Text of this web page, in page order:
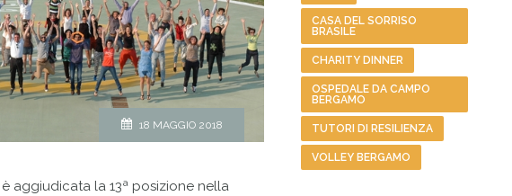
18 MAGGIO 2018
aggiudicata la 13ª posizione nella
CASA DEL SORRISO
BRASILE
CHARITY DINNER
OSPEDALE DA CAMPO
BERGAMO
TUTORI DI RESILIENZA
VOLLEY BERGAMO